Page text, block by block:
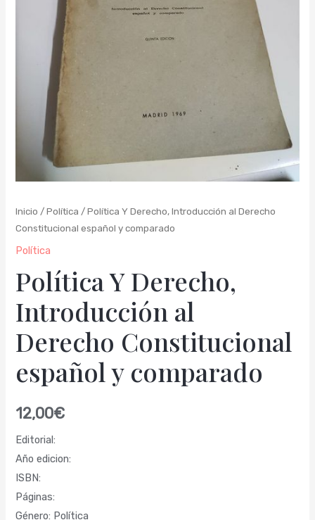
Inicio /Política / Política Y Derecho, Introducción al Derecho
Constitucional español y comparado
Política
Política Y Derecho,
Introducción al
Derecho Constitucional
español y comparado
12,00€
Editorial:
Año edicion:
ISBN:
Páginas:
Género: Política